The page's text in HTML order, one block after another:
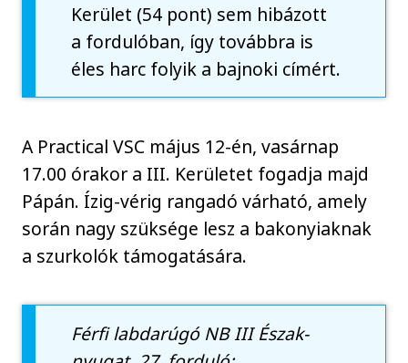
Kerület (54 pont) sem hibázott
a fordulóban, így továbbra is
éles harc folyik a bajnoki címért.
A Practical VSC május 12-én, vasárnap
17.00 órakor a III. Kerületet fogadja majd
Pápán. Ízig-vérig rangadó várható, amely
során nagy szüksége lesz a bakonyiaknak
a szurkolók támogatására.
Férfi labdarúgó NB III Észak-